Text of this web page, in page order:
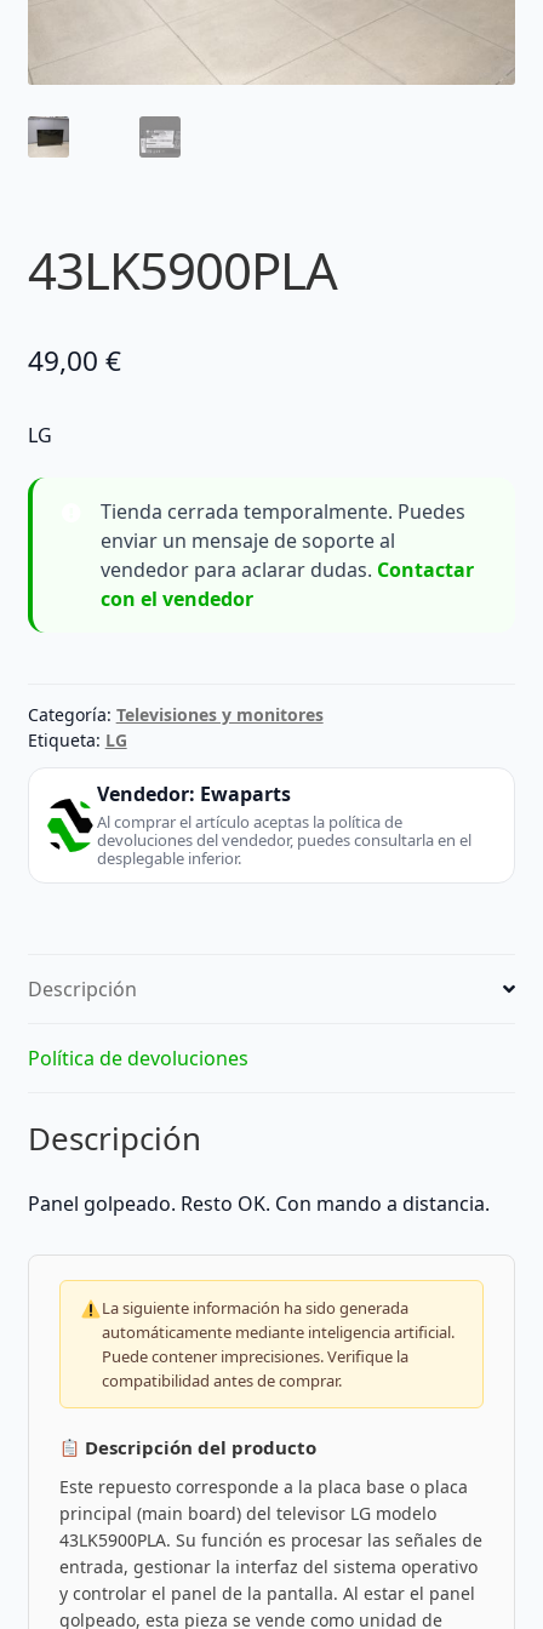
43LK5900PLA
49,00 €
LG
Tienda cerrada temporalmente. Puedes
enviar un mensaje de soporte al
vendedor para aclarar dudas. Contactar
con el vendedor
Categoría: Televisiones y monitores
Etiqueta: LG
Vendedor: Ewaparts
Al comprar el artículo aceptas la política de
devoluciones del vendedor, puedes consultarla en el
desplegable inferior.
Descripción
Política de devoluciones
Descripción
Panel golpeado. Resto OK. Con mando a distancia.
La siguiente información ha sido generada
automáticamente mediante inteligencia artificial.
Puede contener imprecisiones. Verifique la
compatibilidad antes de comprar.
Descripción del producto
Este repuesto corresponde a la placa base o placa
principal (main board) del televisor LG modelo
43LK5900PLA. Su función es procesar las señales de
entrada, gestionar la interfaz del sistema operativo
y controlar el panel de la pantalla. Al estar el panel
golpeado, esta pieza se vende como unidad de